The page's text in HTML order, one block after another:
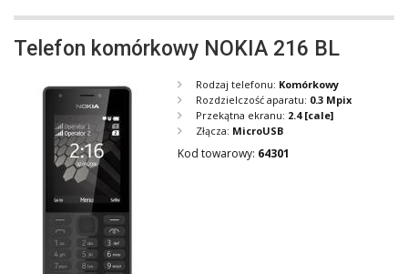
Telefon komórkowy NOKIA 216 BL
Rodzaj telefonu: Komórkowy
Rozdzielczość aparatu: 0.3 Mpix
Przekątna ekranu: 2.4 [cale]
Złącza: MicroUSB
Kod towarowy: 64301